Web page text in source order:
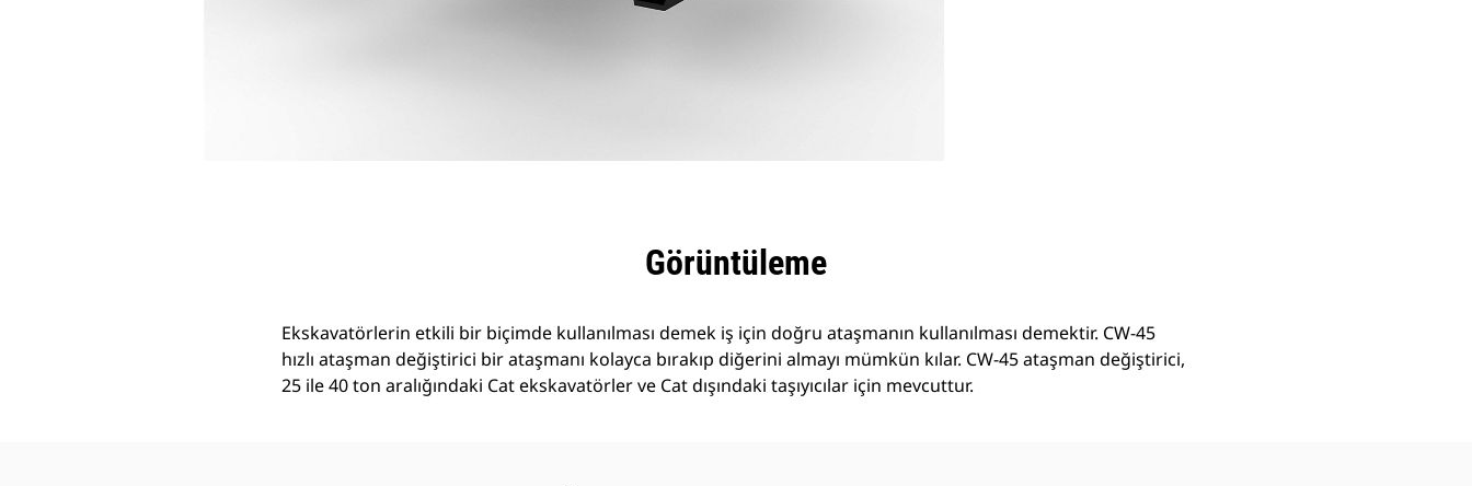
Görüntüleme
Ekskavatörlerin etkili bir biçimde kullanılması demek iş için doğru ataşmanın kullanılması demektir. CW-45
hızlı ataşman değiştirici bir ataşmanı kolayca bırakıp diğerini almayı mümkün kılar. CW-45 ataşman değiştirici,
25 ile 40 ton aralığındaki Cat ekskavatörler ve Cat dışındaki taşıyıcılar için mevcuttur.